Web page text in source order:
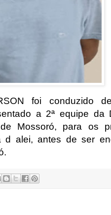
foi conduzido
a 2ª equipe da
Mossoró, para os
alei, antes de ser